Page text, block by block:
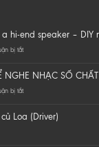
a hi-end speaker – DIY
bị tắtở
yourself
a
speaker
NGHE NHẠC SỐ
bị tắtở
ĐỂ
Loa (Driver)